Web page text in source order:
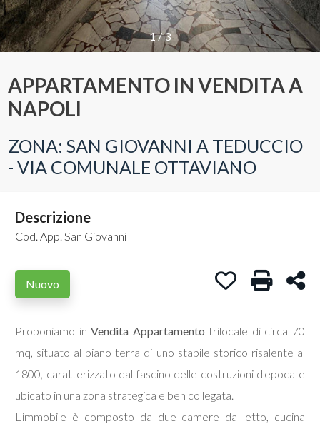
1/3
APPARTAMENTO IN VENDITA A
NAPOLI
ZONA: SAN GIOVANNI A TEDUCCIO
- VIA COMUNALE OTTAVIANO
Descrizione
Cod. App. San Giovanni
Nuovo Stampa:
Preferiti: Cod.
Proponiamo inVendita Appartamento trilocale di circa 70
mq, situato al piano terra di uno stabile storico risalente al
1800, caratterizzato dal fascino delle costruzioni d'epoca e
ubicato in una zona strategica e ben collegata.
L'immobile è composto da due camere da letto, cucina
Provincia
Comune
-
multiscelta
Qualsiasi
Commerciali
Terreni